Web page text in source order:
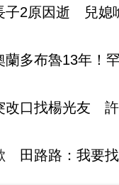
子2原因逝 兒媳
蘭多布魯13年！
改口找楊光友
田路路：我要